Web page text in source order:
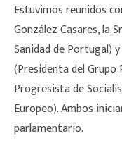
Estuvimos reunidos
González Casares, la
Sanidad de Portugal)
(Presidenta del
Progresista de
Europeo). Ambos
parlamentario.